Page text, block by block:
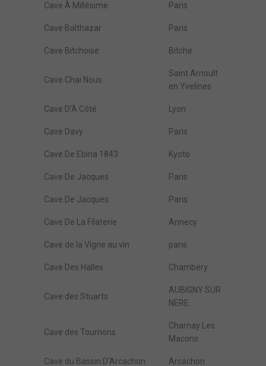
Cave À Millésime Paris
Cave Balthazar Paris
Cave Bitchoise Bitche
Cave Chai Nous
Saint Arnoult
en Yvelines
Cave D'À Côté Lyon
Cave Davy Paris
Cave De Ebina 1843 Kyoto
Cave De Jacques Paris
Cave De Jacques Paris
Cave De La Filaterie Annecy
Cave de la Vigne au vin paris
Cave Des Halles Chambéry
Cave des Stuarts
AUBIGNY SUR
NERE
Cave des Tournons
Charnay Les
Macons
Cave du Bassin D'Arcachon Arcachon